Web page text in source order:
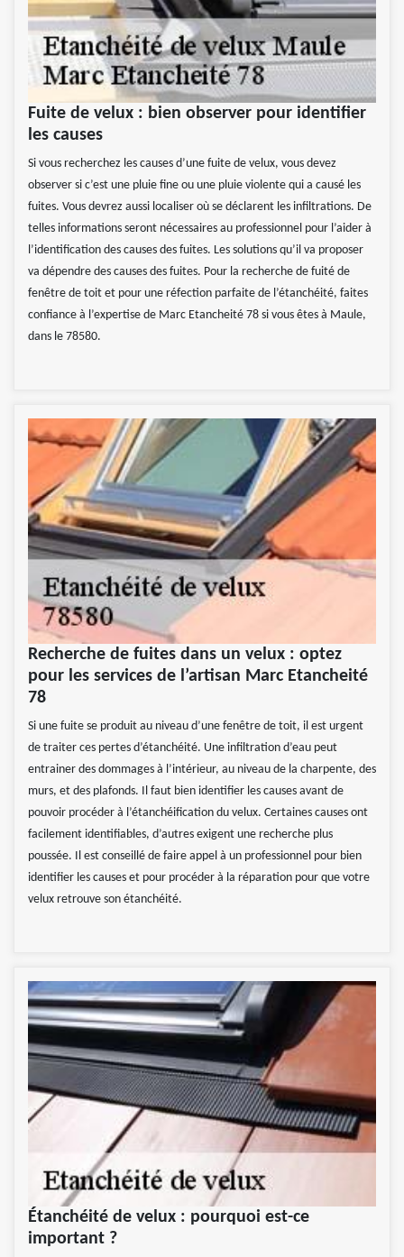
Fuite de velux : bien observer pour identifier
les causes
Si vous recherchez les causes d’une fuite de velux, vous devez
observer si c’est une pluie fine ou une pluie violente qui a causé les
fuites. Vous devrez aussi localiser où se déclarent les infiltrations. De
telles informations seront nécessaires au professionnel pour l’aider à
l’identification des causes des fuites. Les solutions qu’il va proposer
va dépendre des causes des fuites. Pour la recherche de fuité de
fenêtre de toit et pour une réfection parfaite de l’étanchéité, faites
confiance à l’expertise de Marc Etancheité 78 si vous êtes à Maule,
dans le 78580.
Recherche de fuites dans un velux : optez
pour les services de l’artisan Marc Etancheité
78
Si une fuite se produit au niveau d’une fenêtre de toit, il est urgent
de traiter ces pertes d’étanchéité. Une infiltration d’eau peut
entrainer des dommages à l’intérieur, au niveau de la charpente, des
murs, et des plafonds. Il faut bien identifier les causes avant de
pouvoir procéder à l’étanchéification du velux. Certaines causes ont
facilement identifiables, d’autres exigent une recherche plus
poussée. Il est conseillé de faire appel à un professionnel pour bien
identifier les causes et pour procéder à la réparation pour que votre
velux retrouve son étanchéité.
Étanchéité de velux : pourquoi est-ce
important ?